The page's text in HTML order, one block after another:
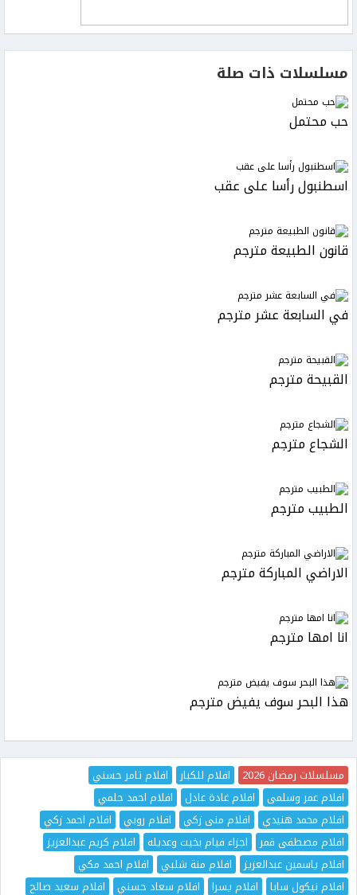
مسلسلات ذات صلة
حب محتمل
اسطنبول رأسا على عقب
قانون الطبيعة مترجم
في السابعة عشر مترجم
القبيحة مترجم
الشجاع مترجم
الطبيب مترجم
الاراضي المباركة مترجم
انا امها مترجم
هذا البحر سوف يفيض مترجم
مسلسلات رمضان 2026 افلام للكبار
افلام تامر حسني
افلام عمر وسلمى
افلام غادة عادل
افلام احمد حلمي
افلام محمد هنيدي
افلام منى زكي افلام روبي
افلام احمد زكي
افلام مصطفى قمر
اجزاء فيام بخيت وعديله
افلام كريم عبدالعزيز
افلام ياسمين عبدالعزيز
افلام منة شلبي
افلام احمد مكي
افلام نيكول سابا
افلام يسرا افلام سعاد حسني افلام سعيد صالح